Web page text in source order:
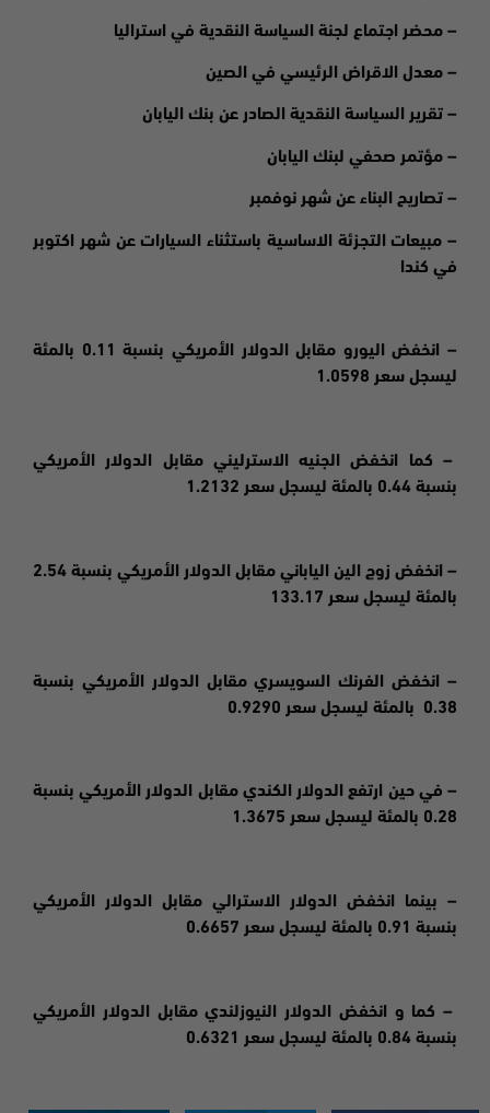
– محضر اجتماع لجنة السياسة النقدية في استراليا
– معدل الاقراض الرئيسي في الصين
– تقرير السياسة النقدية الصادر عن بنك اليابان
– مؤتمر صحفي لبنك اليابان
– تصاريح البناء عن شهر نوفمبر
– مبيعات التجزئة الاساسية باستثناء السيارات عن شهر اكتوبر
في كندا
– انخفض اليورو مقابل الدولار الأمريكي بنسبة 0.11 بالمئة
ليسجل سعر 1.0598
– كما انخفض الجنيه الاسترليني مقابل الدولار الأمريكي
بنسبة 0.44 بالمئة ليسجل سعر 1.2132
– انخفض زوج الين الياباني مقابل الدولار الأمريكي بنسبة 2.54
بالمئة ليسجل سعر 133.17
– انخفض الفرنك السويسري مقابل الدولار الأمريكي بنسبة
0.38 بالمئة ليسجل سعر 0.9290
– في حين ارتفع الدولار الكندي مقابل الدولار الأمريكي بنسبة
0.28 بالمئة ليسجل سعر 1.3675
– بينما انخفض الدولار الاسترالي مقابل الدولار الأمريكي
بنسبة 0.91 بالمئة ليسجل سعر 0.6657
– كما و انخفض الدولار النيوزلندي مقابل الدولار الأمريكي
بنسبة 0.84 بالمئة ليسجل سعر 0.6321